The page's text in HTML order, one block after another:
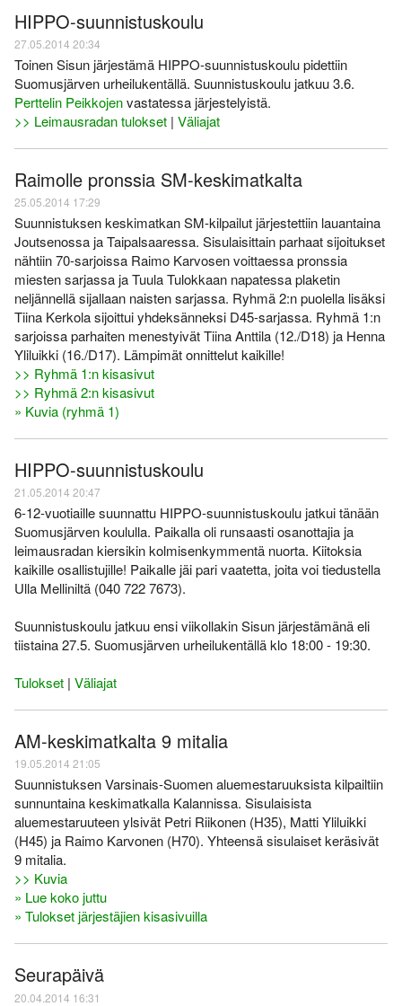
HIPPO-suunnistuskoulu
27.05.2014 20:34
Toinen Sisun järjestämä HIPPO-suunnistuskoulu pidettiin
Suomusjärven urheilukentällä. Suunnistuskoulu jatkuu 3.6.
Perttelin Peikkojenvastatessa järjestelyistä.
>> Leimausradan tulokset | Väliajat
Raimolle pronssia SM-keskimatkalta
25.05.2014 17:29
Suunnistuksen keskimatkan SM-kilpailut järjestettiin lauantaina
Joutsenossa ja Taipalsaaressa. Sisulaisittain parhaat sijoitukset
nähtiin 70-sarjoissa Raimo Karvosen voittaessa pronssia
miesten sarjassa ja Tuula Tulokkaan napatessa plaketin
neljännellä sijallaan naisten sarjassa. Ryhmä 2:n puolella lisäksi
Tiina Kerkola sijoittui yhdeksänneksi D45-sarjassa. Ryhmä 1:n
sarjoissa parhaiten menestyivät Tiina Anttila (12./D18) ja Henna
Yliluikki (16./D17). Lämpimät onnittelut kaikille!
>> Ryhmä 1:n kisasivut
>> Ryhmä 2:n kisasivut
» Kuvia (ryhmä 1)
HIPPO-suunnistuskoulu
21.05.2014 20:47
6-12-vuotiaille suunnattu HIPPO-suunnistuskoulu jatkui tänään
Suomusjärven koululla. Paikalla oli runsaasti osanottajia ja
leimausradan kiersikin kolmisenkymmentä nuorta. Kiitoksia
kaikille osallistujille! Paikalle jäi pari vaatetta, joita voi tiedustella
Ulla Melliniltä (040 722 7673).
Suunnistuskoulu jatkuu ensi viikollakin Sisun järjestämänä eli
tiistaina 27.5. Suomusjärven urheilukentällä klo 18:00 - 19:30.
Tulokset | Väliajat
AM-keskimatkalta 9 mitalia
19.05.2014 21:05
Suunnistuksen Varsinais-Suomen aluemestaruuksista kilpailtiin
sunnuntaina keskimatkalla Kalannissa. Sisulaisista
aluemestaruuteen ylsivät Petri Riikonen (H35), Matti Yliluikki
(H45) ja Raimo Karvonen (H70). Yhteensä sisulaiset keräsivät
9 mitalia.
>> Kuvia
» Lue koko juttu
» Tulokset järjestäjien kisasivuilla
Seurapäivä
20.04.2014 16:31